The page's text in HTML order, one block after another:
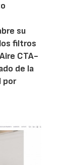
su
filtros
CTA-
de la
por